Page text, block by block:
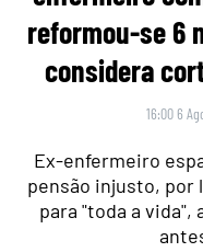
reformou-se 6
considera
16:00 6
Ex-enfermeiro
pensão injusto, por
para "toda a